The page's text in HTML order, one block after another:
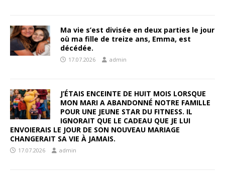
Ma vie s’est divisée en deux parties le jour
où ma fille de treize ans, Emma, est
décédée.
17.07.2026 admin
J’ÉTAIS ENCEINTE DE HUIT MOIS LORSQUE
MON MARI A ABANDONNÉ NOTRE FAMILLE
POUR UNE JEUNE STAR DU FITNESS. IL
IGNORAIT QUE LE CADEAU QUE JE LUI
ENVOIERAIS LE JOUR DE SON NOUVEAU MARIAGE
CHANGERAIT SA VIE À JAMAIS.
17.07.2026 admin